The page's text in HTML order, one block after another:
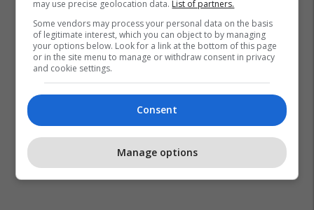
may use precise geolocation data. List of partners.
Some vendors may process your personal data on the basis
of legitimate interest, which you can object to by managing
your options below. Look for a link at the bottom of this page
or in the site menu to manage or withdraw consent in privacy
and cookie settings.
Consent
Manage options